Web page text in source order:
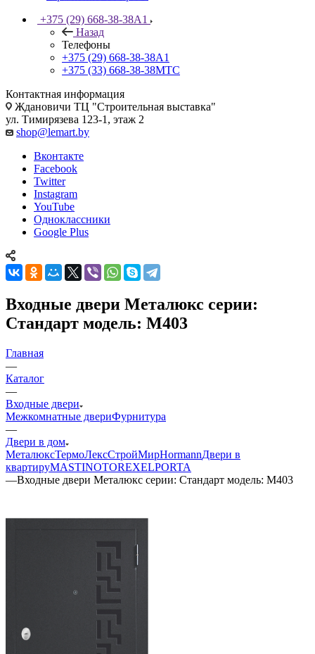
+375 (29) 668-38-38A1
Назад
Телефоны
+375 (29) 668-38-38A1
+375 (33) 668-38-38МТС
Контактная информация
Ждановичи ТЦ "Строительная выставка"
ул. Тимирязева 123-1, этаж 2
shop@lemart.by
Вконтакте
Facebook
Twitter
Instagram
YouTube
Одноклассники
Google Plus
Входные двери Металюкс серии:
Стандарт модель: М403
Главная
—
Каталог
—
Входные двери
Межкомнатные двериФурнитура
—
Двери в дом
МеталюксТермоЛексСтройМирHormannДвери в
квартируMASTINOTOREXELPORTA
—Входные двери Металюкс серии: Стандарт модель: М403